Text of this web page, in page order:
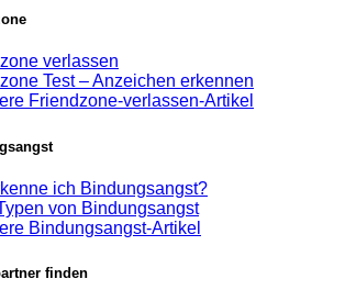
verlassen
Test – Anzeichen erkennen
Friendzone-verlassen-Artikel
ich Bindungsangst?
von Bindungsangst
Bindungsangst-Artikel
finden